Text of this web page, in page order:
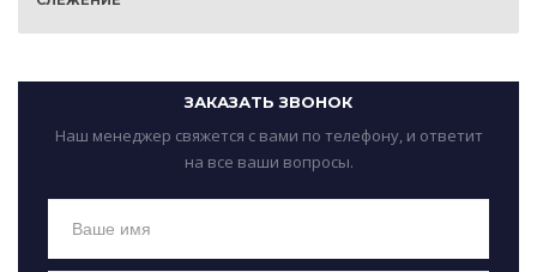
ЗАКАЗАТЬ ЗВОНОК
Наш менеджер свяжется с вами по телефону, и ответит
на все ваши вопросы.